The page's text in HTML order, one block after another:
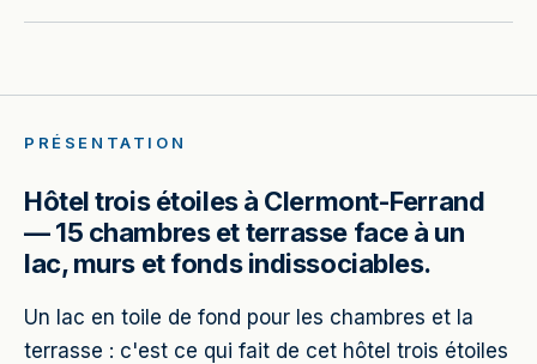
PRÉSENTATION
Hôtel trois étoiles à Clermont-Ferrand
— 15 chambres et terrasse face à un
lac, murs et fonds indissociables.
Un lac en toile de fond pour les chambres et la
terrasse : c'est ce qui fait de cet hôtel trois étoiles